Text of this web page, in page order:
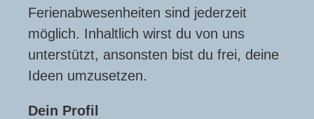
Ferienabwesenheiten sind jederzeit
möglich. Inhaltlich wirst du von uns
unterstützt, ansonsten bist du frei, deine
Ideen umzusetzen.
Dein Profil